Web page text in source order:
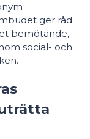
ger råd
bemötande,
social- och